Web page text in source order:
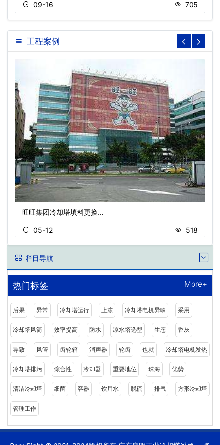
09-16 705
工程案例
旺旺集团冷却塔填料更换…
05-12 518
栏目导航
热门标签 More+
后果 异常 冷却塔运行 上冻 冷却塔电机异响 采用
冷却塔风筒 效率提高 防水 凉水塔选型 生态 香灰
导致 风管 齿轮箱 消声器 轮齿 也就 冷却塔电机发热
冷却塔排污 综合性 冷却器 重要地位 珠海 优势
清洁冷却塔 细菌 容器 饮用水 脱硫 排气 方形冷却塔
管理工作